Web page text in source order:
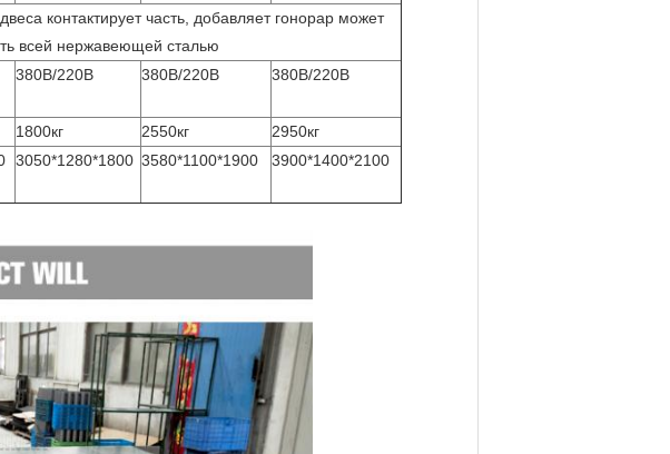
контактирует часть, добавляет гонорар может
всей нержавеющей сталью
380В/220В 380В/220В 380В/220В
1800кг 2550кг
2950кг
3050*1280*1800 3580*1100*1900 3900*1400*2100